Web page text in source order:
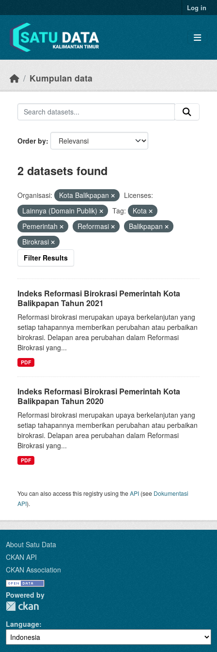
Log in
Kumpulan data
Order by
2 datasets found
Organisasi: Kota Balikpapan
Licenses:
Lainnya (Domain Publik)
Tag:
Kota
Pemerintah
Reformasi
Balikpapan
Birokrasi
Filter Results
Indeks Reformasi Birokrasi Pemerintah Kota
Balikpapan Tahun 2021
Reformasi birokrasi merupakan upaya berkelanjutan yang
setiap tahapannya memberikan perubahan atau perbaikan
birokrasi. Delapan area perubahan dalam Reformasi
Birokrasi yang...
PDF
Indeks Reformasi Birokrasi Pemerintah Kota
Balikpapan Tahun 2020
Reformasi birokrasi merupakan upaya berkelanjutan yang
setiap tahapannya memberikan perubahan atau perbaikan
birokrasi. Delapan area perubahan dalam Reformasi
Birokrasi yang...
PDF
You can also access this registry using theAPI (see Dokumentasi
API).
About Satu Data
CKAN API
CKAN Association
Powered by
Language